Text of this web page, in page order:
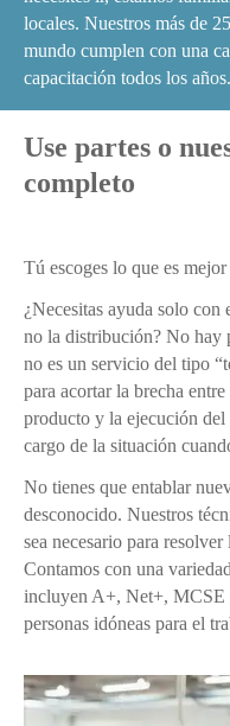
locales. Nuestros más de
mundo cumplen con una
capacitación todos los años.
Use partes o
completo
Tú escoges lo que es
¿Necesitas ayuda solo
no la distribución? No hay
no es un servicio del tipo
para acortar la brecha
producto y la ejecución del
cargo de la situación
No tienes que entablar
desconocido. Nuestros
sea necesario para
Contamos con una
incluyen A+, Net+, MCSE
personas idóneas para el